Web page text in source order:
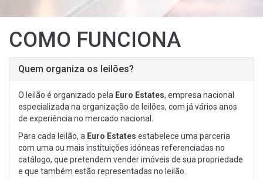
COMO FUNCIONA
Quem organiza os leilões?
O leilão é organizado pela Euro Estates, empresa nacional
especializada na organização de leilões, com já vários anos
de experiência no mercado nacional.
Para cada leilão, a Euro Estates estabelece uma parceria
com uma ou mais instituições idóneas referenciadas no
catálogo, que pretendem vender imóveis de sua propriedade
e que também estão representadas no leilão.